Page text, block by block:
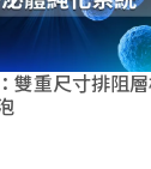
雙重尺寸排阻